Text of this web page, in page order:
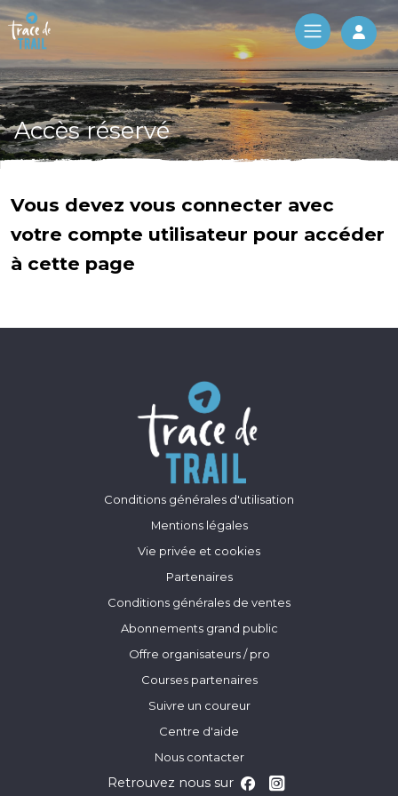
Log
Accès réservé
Vous devez vous connecter avec
votre compte utilisateur pour accéder
à cette page
Conditions générales d'utilisation
Mentions légales
Vie privée et cookies
Partenaires
Conditions générales de ventes
Abonnements grand public
Offre organisateurs / pro
Courses partenaires
Suivre un coureur
Centre d'aide
Nous contacter
Retrouvez nous sur